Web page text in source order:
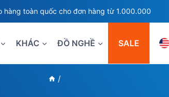
hàng toàn quốc cho đơn hàng từ 1.000.000
KHÁC ĐỒ NGHỀ SALE
/